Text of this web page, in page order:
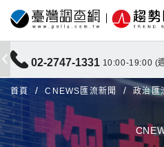
02-2747-1331 10:00-19:00 (
首頁 CNEWS匯流新聞 政治匯